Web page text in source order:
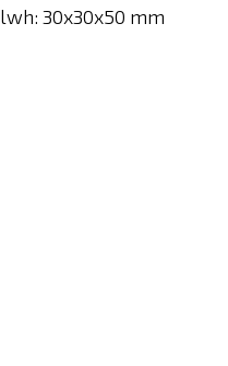
lwh: 30x30x50 mm